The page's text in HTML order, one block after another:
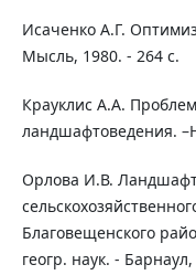
Исаченко А.Г.
Мысль, 1980. - 264 с.
Крауклис А.А.
ландшафтоведения.
Орлова И.В.
Благовещенского
геогр. наук. -